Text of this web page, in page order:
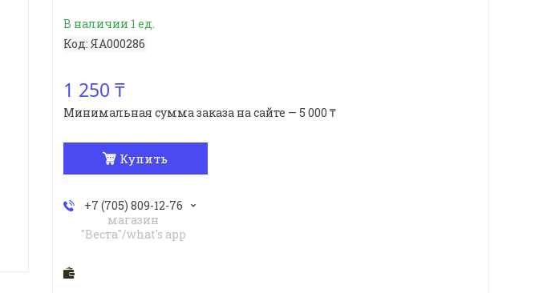
В наличии 1 ед.
Код: ЯА000286
1 250 ₸
Минимальная сумма заказа на сайте — 5 000 ₸
Купить
+7 (705) 809-12-76
магазин
"Веста"/what's app